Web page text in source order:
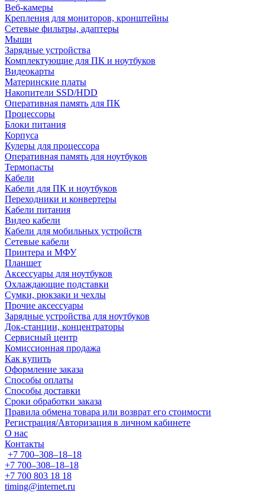
Веб-камеры
Крепления для мониторов, кронштейны
Сетевые фильтры, адаптеры
Мыши
Зарядные устройства
Комплектующие для ПК и ноутбуков
Видеокарты
Материнские платы
Накопители SSD/HDD
Оперативная память для ПК
Процессоры
Блоки питания
Корпуса
Кулеры для процессора
Оперативная память для ноутбуков
Термопасты
Кабели
Кабели для ПК и ноутбуков
Переходники и конвертеры
Кабели питания
Видео кабели
Кабели для мобильных устройств
Сетевые кабели
Принтера и МФУ
Планшет
Аксессуары для ноутбуков
Охлаждающие подставки
Сумки, рюкзаки и чехлы
Прочие аксессуары
Зарядные устройства для ноутбуков
Док-станции, концентраторы
Сервисный центр
Комиссионная продажа
Как купить
Оформление заказа
Способы оплаты
Способы доставки
Сроки обработки заказа
Правила обмена товара или возврат его стоимости
Регистрация/Авторизация в личном кабинете
О нас
Контакты
+7 700‒308‒18‒18
+7 700‒308‒18‒18
+7 700 803 18 18
timing@internet.ru